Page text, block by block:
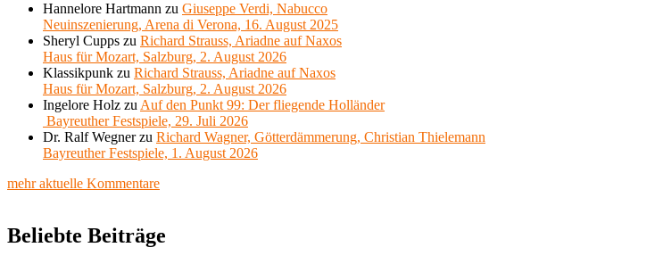
Hannelore Hartmann zu Giuseppe Verdi, Nabucco
Neuinszenierung, Arena di Verona, 16. August 2025
Sheryl Cupps zu Richard Strauss, Ariadne auf Naxos
Haus für Mozart, Salzburg, 2. August 2026
Klassikpunk zu Richard Strauss, Ariadne auf Naxos
Haus für Mozart, Salzburg, 2. August 2026
Ingelore Holz zu Auf den Punkt 99: Der fliegende Holländer
Bayreuther Festspiele, 29. Juli 2026
Dr. Ralf Wegnerzu Richard Wagner, Götterdämmerung, Christian Thielemann
Bayreuther Festspiele, 1. August 2026
mehr aktuelle Kommentare
Beliebte Beiträge